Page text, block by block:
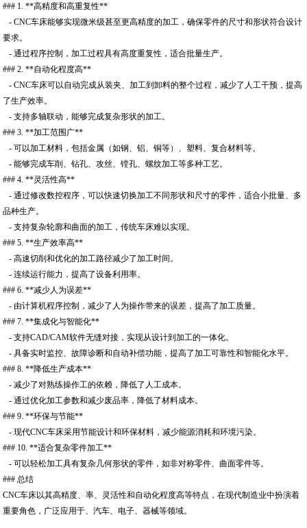
### 1. **高精度和高重复性**
- CNC车床能够实现微米级甚至更高精度的加工，确保零件的尺寸和形状符合设计
要求。
- 通过程序控制，加工过程具有高度重复性，适合批量生产。
### 2. **自动化程度高**
- CNC车床可以自动完成从装夹、加工到卸料的整个过程，减少了人工干预，提高
了生产效率。
- 支持多轴联动，能够完成复杂形状的加工。
### 3. **加工范围广**
- 可以加工材料，包括金属（如钢、铝、铜等）、塑料、复合材料等。
- 能够完成车削、钻孔、攻丝、镗孔、螺纹加工等多种工艺。
### 4. **灵活性高**
- 通过修改数控程序，可以快速切换加工不同形状和尺寸的零件，适合小批量、多
品种生产。
- 支持复杂轮廓和曲面的加工，传统车床难以实现。
### 5. **生产效率高**
- 高速切削和优化的加工路径减少了加工时间。
- 连续运行能力，提高了设备利用率。
### 6. **减少人为误差**
- 由计算机程序控制，减少了人为操作带来的误差，提高了加工质量。
### 7. **集成化与智能化**
- 支持CAD/CAM软件无缝对接，实现从设计到加工的一体化。
- 具备实时监控、故障诊断和自动补偿功能，提高了加工可靠性和智能化水平。
### 8. **降低生产成本**
- 减少了对熟练操作工的依赖，降低了人工成本。
- 通过优化加工参数和减少废品率，降低了材料成本。
### 9. **环保与节能**
- 现代CNC车床采用节能设计和环保材料，减少能源消耗和环境污染。
### 10. **适合复杂零件加工**
- 可以轻松加工具有复杂几何形状的零件，如非对称零件、曲面零件等。
### 总结
CNC车床以其高精度、率、灵活性和自动化程度高等特点，在现代制造业中扮演着
重要角色，广泛应用于、汽车、电子、器械等领域。